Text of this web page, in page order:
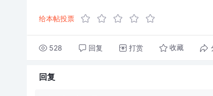
给本帖投票
528 回复 打赏 收藏
回复